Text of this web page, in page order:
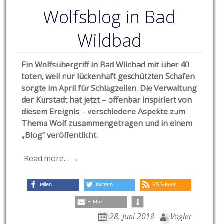
Wolfsblog in Bad
Wildbad
Ein Wolfsübergriff in Bad Wildbad mit über 40
toten, weil nur lückenhaft geschützten Schafen
sorgte im April für Schlagzeilen. Die Verwaltung
der Kurstadt hat jetzt – offenbar inspiriert von
diesem Ereignis – verschiedene Aspekte zum
Thema Wolf zusammengetragen und in einem
„Blog“ veröffentlicht.
Read more… →
teilen twittern RSS-feed
E-Mail
28. Juni 2018 Vogler